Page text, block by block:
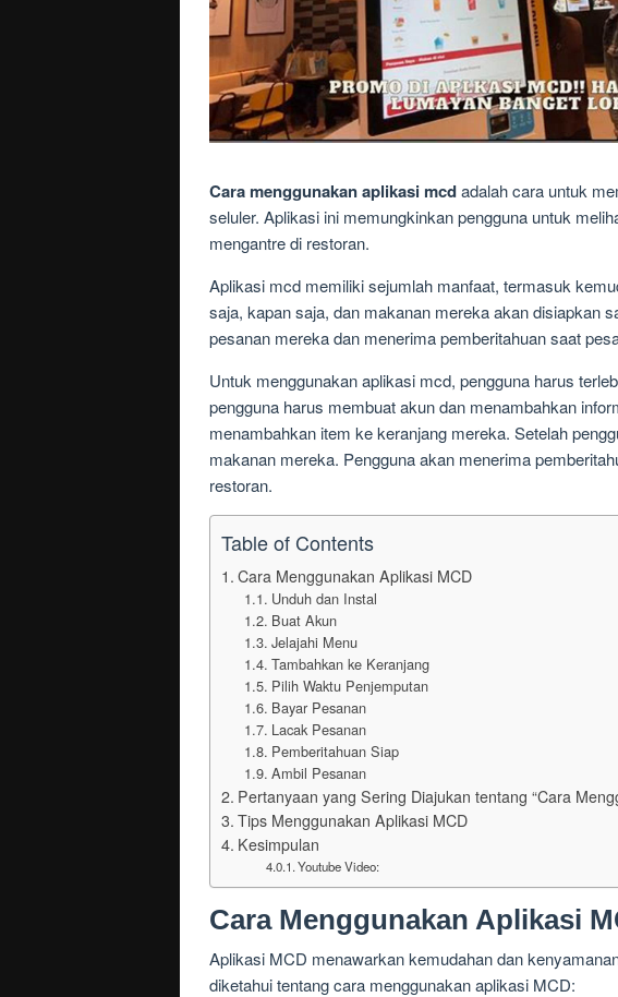
Cara menggunakan aplikasi mcdadalah cara untuk
seluler. Aplikasi ini memungkinkan pengguna untuk
mengantre di restoran.
Aplikasi mcd memiliki sejumlah manfaat, termasuk
saja, kapan saja, dan makanan mereka akan disiapkan
pesanan mereka dan menerima pemberitahuan saat
Untuk menggunakan aplikasi mcd, pengguna harus
pengguna harus membuat akun dan menambahkan
menambahkan item ke keranjang mereka. Setelah
makanan mereka. Pengguna akan menerima
restoran.
Table of Contents
Cara Menggunakan Aplikasi MCD
Unduh dan Instal
Buat Akun
Jelajahi Menu
Tambahkan ke Keranjang
Pilih Waktu Penjemputan
Bayar Pesanan
Lacak Pesanan
Pemberitahuan Siap
Ambil Pesanan
Pertanyaan yang Sering Diajukan tentang “Cara
Tips Menggunakan Aplikasi MCD
Kesimpulan
Youtube Video:
Cara Menggunakan Aplikasi
Aplikasi MCD menawarkan kemudahan dan
diketahui tentang cara menggunakan aplikasi MCD: